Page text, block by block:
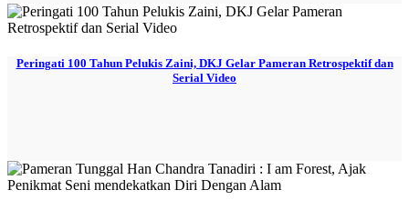
Peringati 100 Tahun Pelukis Zaini, DKJ Gelar Pameran Retrospektif dan
Serial Video